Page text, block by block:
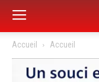
Accueil Accueil